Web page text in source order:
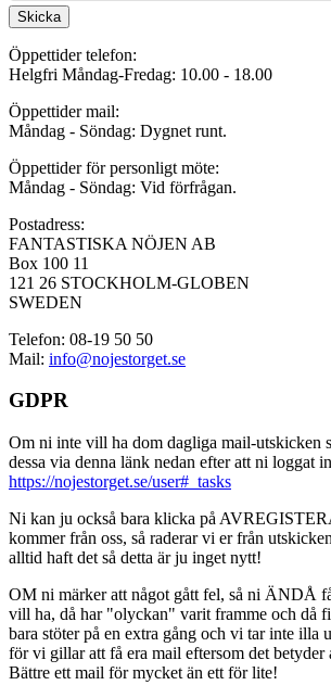
Skicka
Öppettider telefon:
Helgfri Måndag-Fredag: 10.00 - 18.00
Öppettider mail:
Måndag - Söndag: Dygnet runt.
Öppettider för personligt möte:
Måndag - Söndag: Vid förfrågan.
Postadress:
FANTASTISKA NÖJEN AB
Box 100 11
121 26 STOCKHOLM-GLOBEN
SWEDEN
Telefon: 08-19 50 50
Mail: info@nojestorget.se
GDPR
Om ni inte vill ha dom dagliga mail-utskicken
dessa via denna länk nedan efter att ni loggat
https://nojestorget.se/user#_tasks
Ni kan ju också bara klicka på
kommer från oss, så raderar vi er från
alltid haft det så detta är ju inget nytt!
OM ni märker att något gått fel, så ni ÄNDÅ
vill ha, då har "olyckan" varit framme och då
bara stöter på en extra gång och vi tar inte illa
för vi gillar att få era mail eftersom det betyder
Bättre ett mail för mycket än ett för lite!